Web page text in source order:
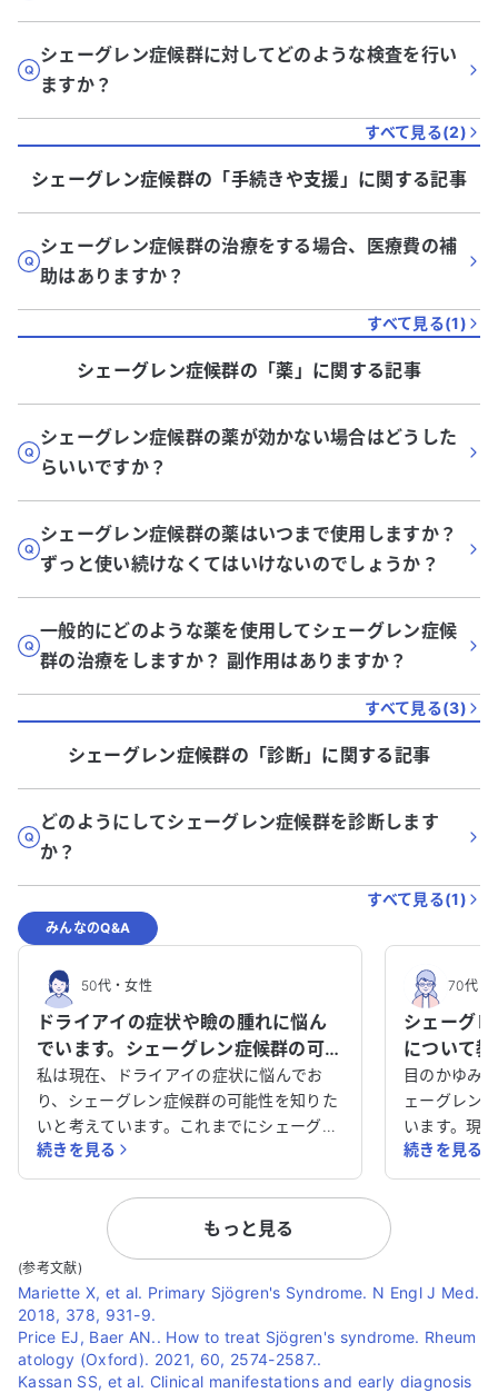
シェーグレン症候群に対してどのような検査を行い
ますか？
すべて見る(2)
シェーグレン症候群の「手続きや支援 」に関する記事
シェーグレン症候群の治療をする場合、医療費の補
助はありますか？
すべて見る(1)
シェーグレン症候群の「薬 」に関する記事
シェーグレン症候群の薬が効かない場合はどうした
らいいですか？
シェーグレン症候群の薬はいつまで使用しますか？
ずっと使い続けなくてはいけないのでしょうか？
一般的にどのような薬を使用してシェーグレン症候
群の治療をしますか？ 副作用はありますか？
すべて見る(3)
シェーグレン症候群の「診断」に関する記事
どのようにしてシェーグレン症候群を診断します
か？
すべて見る(1)
みんなのQ&A
50代・女性
ドライアイの症状や瞼の腫れに悩ん
でいます。シェーグレン症候群の可能
性はありますか？
私は現在、ドライアイの症状に悩んでお
り、シェーグレン症候群の可能性を知りた
いと考えています。これまでにシェーグレ
ン症候群の診断は受けていませんが、医師
に確認したいと思っています。 現在、貧血
や生活習慣病の治療を受けており、高血圧
症の薬も服用しています。また、Igg4眼疾
病の治療を6年間続けており、ステロイド
剤を服用していますが、その影響で高血圧
になり、高血圧の治療も受けています。瞼
の腫れが続いていることも心配です。 知人
から他の病気の可能性を指摘され、他の科
を受診すべきか悩んでいます。どのように
続きを見る
70代・
シェーグ
について
目のかゆみ
ェーグレン
います。現
障害の治療
ります。 ドライマウスによる口の乾燥がひ
く、食後の
進行が早く
科で説明し
続きを見る
もっと見る
(参考文献)
Mariette X, et al. Primary Sjögren's Syndrome. N Engl J Med.
2018, 378, 931-9.
Price EJ, Baer AN.. How to treat Sjögren's syndrome. Rheum
atology (Oxford). 2021, 60, 2574-2587..
Kassan SS, et al. Clinical manifestations and early diagnosis